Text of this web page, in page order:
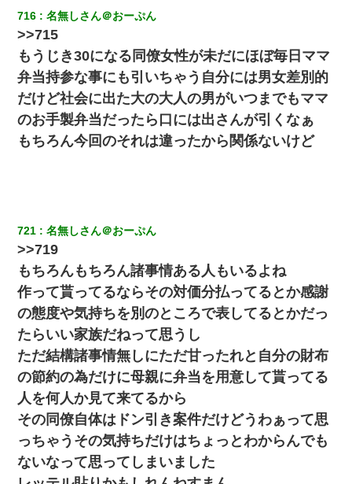
ミスした新人(
)に冗談で「行為させてくれたら許してあげる」
って言ったら・・・
妻「ずっと好きだった人と一緒になりたいから、わかれてくださ
い」→離婚後、娘と実家で生活してると…
【身体で払わせて】女友達「ごめん、何も言わずにお金貸してく
ださい……」俺「いいよ！いくら？」女友達「10万円ぐら
い……」俺「ほい！10万！」→
【修羅場】彼女親「カスな家柄のヤツなんかと家族になるのはご
めんだ」俺「じゃあ別れます…」→ 彼女「なんで言い返してくれ
なかったの？（泣」
見合いにて。嫁「はじめまして」俺「失礼ですが○○さんご本人で
すか？」
彼氏の家に泊まる事になり、ゲームで盛り上がってさぁ寝よう！
と電気を消すとミシッって音が…彼「ちょっと待ってて」→勢い
よくドアを開けるとなんと…
昨日37歳のおばさんと行為したんだけどめちゃくちゃだった
元夫の連れ子「俺の結婚式の時くらい、母親としての責任を果た
そうとは思わないのか！」→どうも連れ子は…
716 名無しさん＠おーぷん
>>715
もうじき30になる同僚女性が未だにほぼ毎日ママ
弁当持参な事にも引いちゃう自分には男女差別的
だけど社会に出た大の大人の男がいつまでもママ
のお手製弁当だったら口には出さんが引くなぁ
もちろん今回のそれは違ったから関係ないけど
721 名無しさん＠おーぷん
>>719
もちろんもちろん諸事情ある人もいるよね
作って貰ってるならその対価分払ってるとか感謝
の態度や気持ちを別のところで表してるとかだっ
たらいい家族だねって思うし
ただ結構諸事情無しにただ甘ったれと自分の財布
の節約の為だけに母親に弁当を用意して貰ってる
人を何人か見て来てるから
その同僚自体はドン引き案件だけどうわぁって思
っちゃうその気持ちだけはちょっとわからんでも
ないなって思ってしまいました